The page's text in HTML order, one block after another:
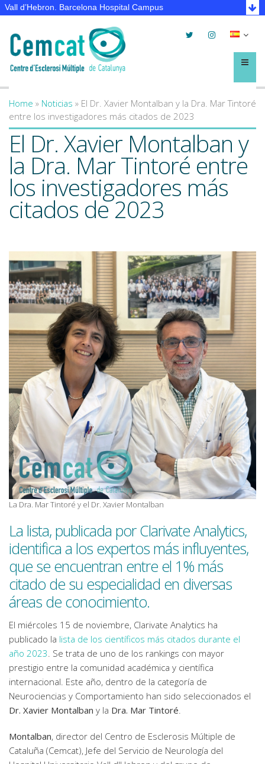
Vall d’Hebron. Barcelona Hospital Campus
TwitterInstagram
Menú
You are here
Home » Noticias » El Dr. Xavier Montalban y la Dra. Mar Tintoré
entre los investigadores más citados de 2023
El Dr. Xavier Montalban y
la Dra. Mar Tintoré entre
los investigadores más
citados de 2023
La Dra. Mar Tintoré y el Dr. Xavier Montalban
La lista, publicada por Clarivate Analytics,
identifica a los expertos más influyentes,
que se encuentran entre el 1% más
citado de su especialidad en diversas
áreas de conocimiento.
El miércoles 15 de noviembre, Clarivate Analytics ha
publicado la lista de los científicos más citados durante el
año 2023. Se trata de uno de los rankings con mayor
prestigio entre la comunidad académica y científica
internacional. Este año, dentro de la categoría de
Neurociencias y Comportamiento han sido seleccionados el
Dr. Xavier Montalban y la Dra. Mar Tintoré.
Montalban, director del Centro de Esclerosis Múltiple de
Cataluña (Cemcat), Jefe del Servicio de Neurología del